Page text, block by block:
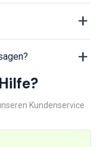
Kundenservice